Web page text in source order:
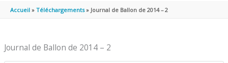
PRINCIPAL
Accueil Téléchargements Journal de Ballon de 2014 – 2
Journal de Ballon de 2014 – 2